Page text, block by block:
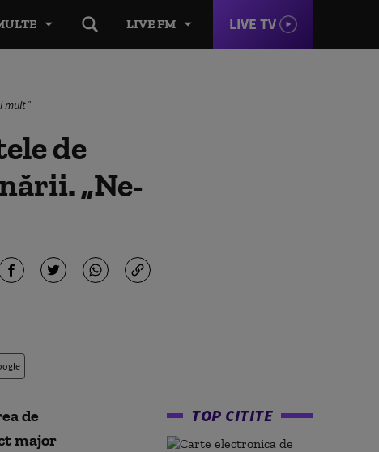
LIVE FM LIVE TV
mult”
de
„Ne-
de
major
TOP CITITE